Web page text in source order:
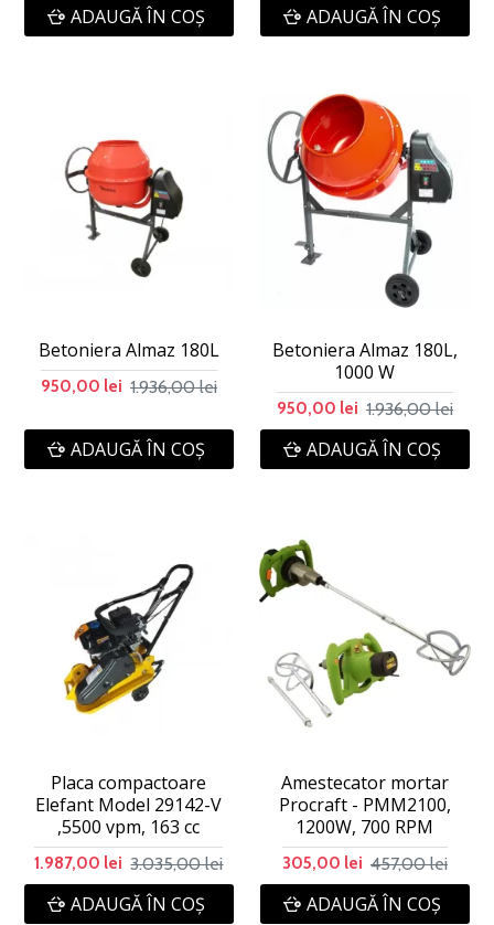
ADAUGĂ ÎN COŞ ADAUGĂ ÎN COŞ
Betoniera Almaz 180L
950,00 lei 1.936,00 lei
ADAUGĂ ÎN COŞ
Betoniera Almaz 180L,
1000 W
950,00 lei 1.936,00 lei
ADAUGĂ ÎN COŞ
Placa compactoare
Elefant Model 29142-V
,5500 vpm, 163 cc
1.987,00 lei 3.035,00 lei
ADAUGĂ ÎN COŞ
Amestecator mortar
Procraft - PMM2100,
1200W, 700 RPM
305,00 lei 457,00 lei
ADAUGĂ ÎN COŞ